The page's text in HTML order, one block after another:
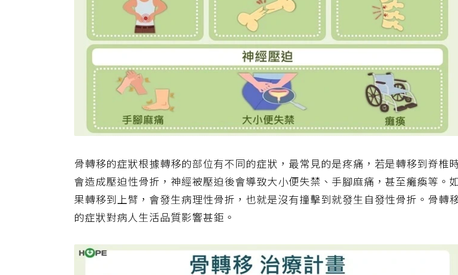
骨轉移的症狀根據轉移的部位有不同的症狀，最常見的是疼痛，若是轉移到脊椎
會造成壓迫性骨折，神經被壓迫後會導致大小便失禁、手腳麻痛，甚至癱瘓等。
果轉移到上臂，會發生病理性骨折，也就是沒有撞擊到就發生自發性骨折。骨轉
的症狀對病人生活品質影響甚鉅。